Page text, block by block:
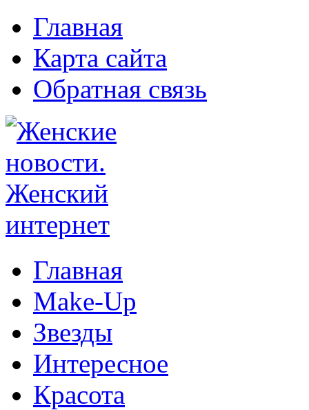
Главная
Карта сайта
Обратная связь
Главная
Make-Up
Звезды
Интересное
Красота